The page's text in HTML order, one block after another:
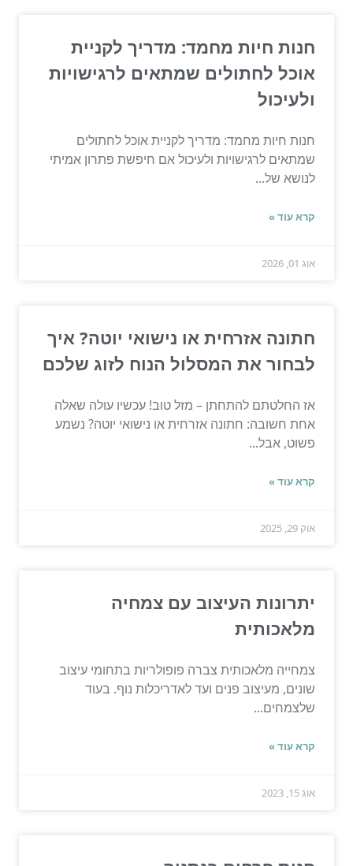
חנות חיות מחמד: מדריך לקניית
אוכל לחתולים שמתאים לרגישויות
ולעיכול
חנות חיות מחמד: מדריך לקניית אוכל לחתולים
שמתאים לרגישויות ולעיכול אם חיפשת פתרון אמיתי
לנושא של...
קרא עוד »
אוג 01, 2026
חתונה אזרחית או נישואי יוטה? איך
לבחור את המסלול הנוח לזוג שלכם
אז החלטתם להתחתן – מזל טוב! עכשיו עולה שאלה
אחת חשובה: חתונה אזרחית או נישואי יוטה? נשמע
פשוט, אבל...
קרא עוד »
אוק 29, 2025
יתרונות העיצוב עם צמחיה
מלאכותית
צמחייה מלאכותית צברה פופולריות בתחומי עיצוב
שונים, מעיצוב פנים ועד לאדריכלות נוף. בעוד
שלצמחים...
קרא עוד »
אוג 15, 2023